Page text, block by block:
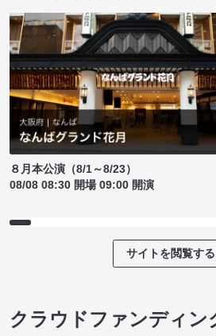
８月本公演（8/1～8/23）
08/08 08:30 開場 09:00 開演
サイトを閲覧する
クラウドファンディン